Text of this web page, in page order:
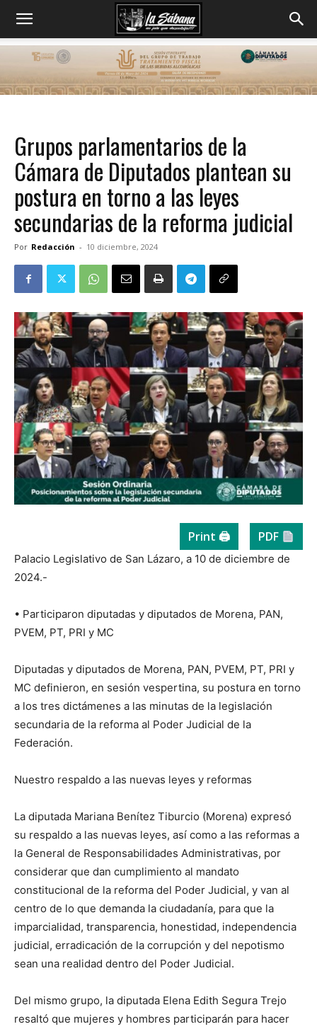
Grupos parlamentarios de la
Cámara de Diputados plantean su
postura en torno a las leyes
secundarias de la reforma judicial
Por Redacción - 10 diciembre, 2024
Print 🖨 PDF
Palacio Legislativo de San Lázaro, a 10 de diciembre de
2024.-
• Participaron diputadas y diputados de Morena, PAN,
PVEM, PT, PRI y MC
Diputadas y diputados de Morena, PAN, PVEM, PT, PRI y
MC definieron, en sesión vespertina, su postura en torno
a los tres dictámenes a las minutas de la legislación
secundaria de la reforma al Poder Judicial de la
Federación.
Nuestro respaldo a las nuevas leyes y reformas
La diputada Mariana Benítez Tiburcio (Morena) expresó
su respaldo a las nuevas leyes, así como a las reformas a
la General de Responsabilidades Administrativas, por
considerar que dan cumplimiento al mandato
constitucional de la reforma del Poder Judicial, y van al
centro de lo que demanda la ciudadanía, para que la
imparcialidad, transparencia, honestidad, independencia
judicial, erradicación de la corrupción y del nepotismo
sean una realidad dentro del Poder Judicial.
Del mismo grupo, la diputada Elena Edith Segura Trejo
resaltó que mujeres y hombres participarán para hacer